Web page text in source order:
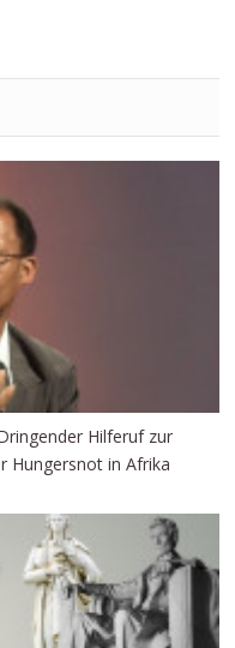
Hilferuf zur
Hungersnot in Afrika